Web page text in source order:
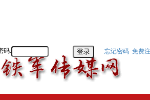
码: 忘记密码 免费